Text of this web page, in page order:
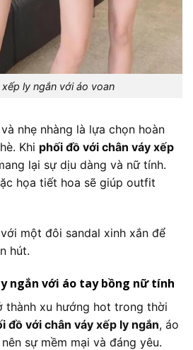
xếp ly ngắn với áo voan
nhẹ nhàng là lựa chọn hoàn
Khi phối đồ với chân váy xếp
lại sự dịu dàng và nữ tính.
họa tiết hoa sẽ giúp outfit
một đôi sandal xinh xắn để
hút.
ngắn với áo tay bồng nữ tính
thành xu hướng hot trong thời
đồ với chân váy xếp ly ngắn, áo
sự mềm mại và đáng yêu.